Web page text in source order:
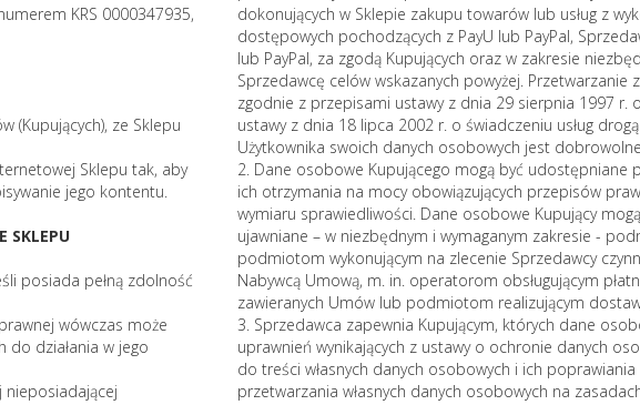
dokonujących w Sklepie zakupu towarów lub usług z
dostępowych pochodzących z PayU lub PayPal,
lub PayPal, za zgodą Kupujących oraz w zakresie
Sprzedawcę celów wskazanych powyżej. Przetwarzanie
zgodnie z przepisami ustawy z dnia 29 sierpnia 1997 r.
ustawy z dnia 18 lipca 2002 r. o świadczeniu usług
Użytkownika swoich danych osobowych jest
2. Dane osobowe Kupującego mogą być
ich otrzymania na mocy obowiązujących przepisów
wymiaru sprawiedliwości. Dane osobowe Kupujący
ujawniane – w niezbędnym i wymaganym zakresie -
podmiotom wykonującym na zlecenie Sprzedawcy
Nabywcą Umową, m. in. operatorom obsługującym
zawieranych Umów lub podmiotom realizującym
3. Sprzedawca zapewnia Kupującym, których dane
uprawnień wynikających z ustawy o ochronie danych
do treści własnych danych osobowych i ich
przetwarzania własnych danych osobowych na
KRS 0000347935,
(Kupujących), ze Sklepu
Sklepu tak, aby
jego kontentu.
SKLEPU
posiada pełną zdolność
wówczas może
działania w jego
nieposiadającej